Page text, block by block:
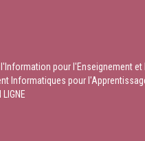
pour l'Enseignement
Informatiques pour